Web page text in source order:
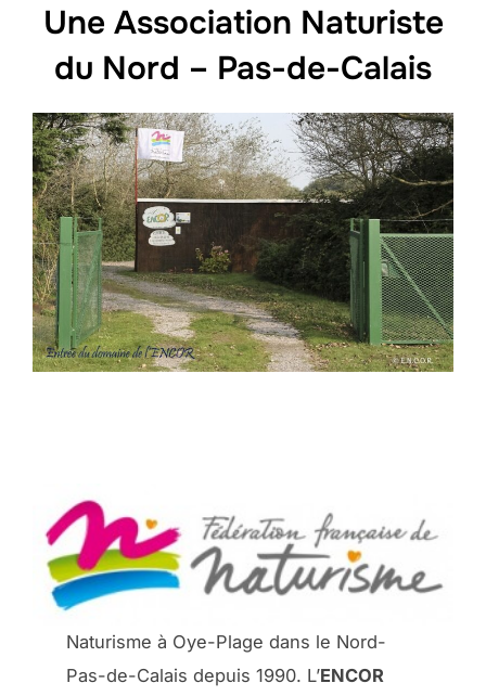
Une Association Naturiste
du Nord – Pas-de-Calais
Naturisme à Oye-Plage dans le Nord-
Pas-de-Calais depuis 1990. L’ENCOR